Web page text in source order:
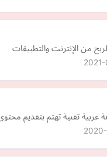
من الإنترنت والتطبيقات
عربية تقنية تهتم بتقديم